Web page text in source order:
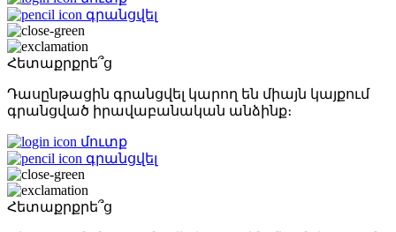
գրանցվել
Հետաքրքրե՞ց
Դասընթացին գրանցվել կարող են միայն կայքում
գրանցված իրավաբանական անձինք։
մուտք
գրանցվել
Հետաքրքրե՞ց